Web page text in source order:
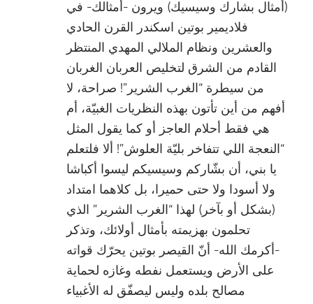
(أمثال بشارك وسيسيك) ويرون -أمثالك- في
فلاديمير بوتين اسكندر القرن الحادي
والعشرين ونظام الملالي المهدي المنتظر
القادم من الشرق لتخليص العربان الغربان
من سيطرة “الغرب الشرير”! صراحة، لا
أفهم من أين تأتون بهذه النظريات الغبيّة، أم
هي فقط أحلام العاجز أو كما يقول المثل
“النعجة اللي تتفاخر بليّة العلوش”! ألا فلتعلم
يا بني، أن بشّاركم وسيسيكم ليسوا أكباشا
ولا أسودا ولا حتى حميرا، بل كلاهما امتداد
(بشكل أو بآخر) لهذا “الغرب الشرير” الذي
تحلمون بهزيمته بأمثال أولائك، وتذكر
-أكرمك الله- أنّ القيصر بوتين يحرّك قواته
على الأرض ويستعمل نفطه وغازه لحماية
مصالح بلده وليس ليصفّق له الأغبياء